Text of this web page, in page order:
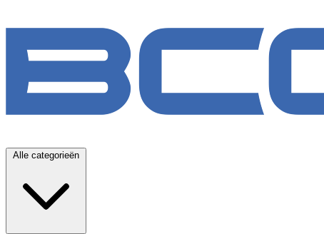
Alle categorieën